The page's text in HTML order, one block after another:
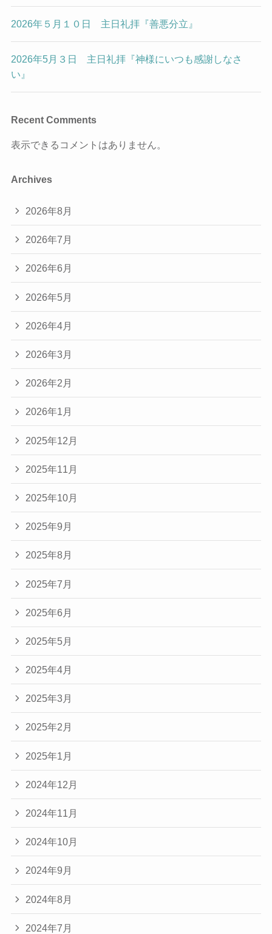
2026年５月１０日 主日礼拝『善悪分立』
2026年5月３日 主日礼拝『神様にいつも感謝しなさ
い』
Recent Comments
表示できるコメントはありません。
Archives
2026年8月
2026年7月
2026年6月
2026年5月
2026年4月
2026年3月
2026年2月
2026年1月
2025年12月
2025年11月
2025年10月
2025年9月
2025年8月
2025年7月
2025年6月
2025年5月
2025年4月
2025年3月
2025年2月
2025年1月
2024年12月
2024年11月
2024年10月
2024年9月
2024年8月
2024年7月